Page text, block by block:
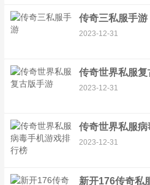
传奇三私服手游
2023-12-31
传奇世界私服复
2023-12-31
传奇世界私服
2023-12-31
新开176传奇私